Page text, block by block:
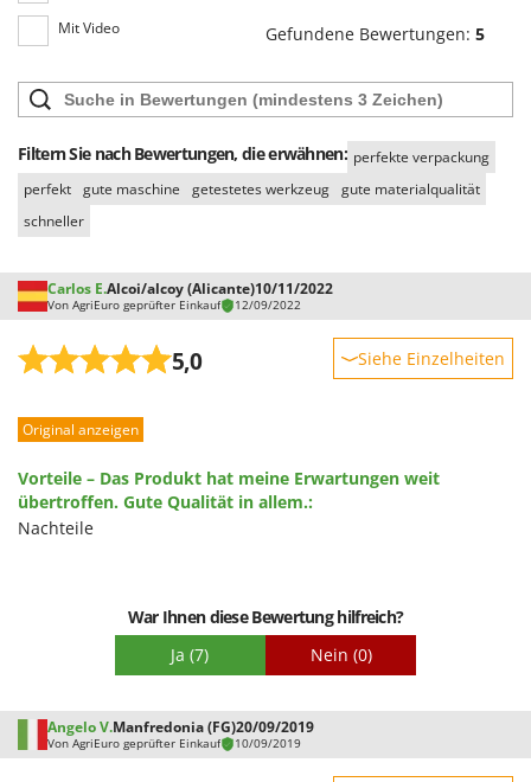
Schnitzer
Seven Italy
Shark
Shindaiwa
Silky
Sirman
Smartwood
Snapper
Solidur
Spice Electronics
Stocker
Sunseeker
Mit Video Gefundene Bewertungen: 5
Filtern Sie nach Bewertungen, die erwähnen: perfekte verpackung
perfekt gute maschine getestetes werkzeug gute materialqualität
schneller
Carlos E.Alcoi/alcoy (Alicante)10/11/2022
Von AgriEuro geprüfter Einkauf 12/09/2022
5,0 Siehe Einzelheiten
Leistung
Qualität / Preis
Schwierigkeitsgrad Zusammenbau
Original anzeigen
Vorteile – Das Produkt hat meine Erwartungen weit
übertroffen. Gute Qualität in allem.:
Nachteile
War Ihnen diese Bewertung hilfreich?
Ja (7) Nein (0)
Angelo V.Manfredonia (FG)20/09/2019
Von AgriEuro geprüfter Einkauf 10/09/2019